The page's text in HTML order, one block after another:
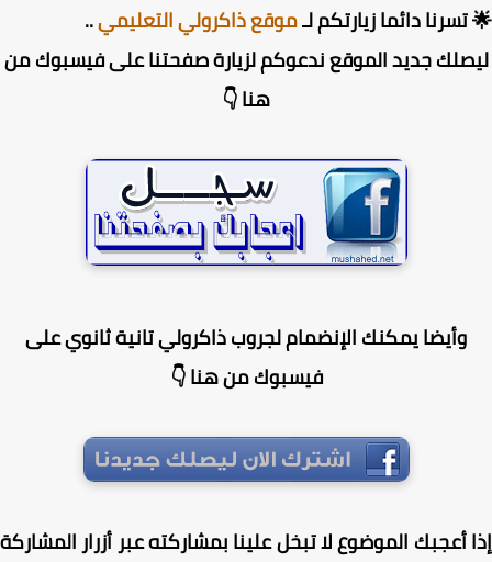
دائما زيارتكم لـموقع ذاكرولي التعليمي..
جديد الموقع ندعوكم لزيارة صفحتنا على فيسبوك من
هنا 👇
وأيضا يمكنك الإنضمام لجروب ذاكرولي تانية ثانوي على
فيسبوك من هنا 👇
أعجبك الموضوع لا تبخل علينا بمشاركته عبر أزرار المشاركة